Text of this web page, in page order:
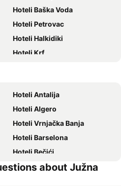
Hoteli Baška Voda
Hoteli Petrovac
Hoteli Halkidiki
Hoteli Krf
Hoteli Antalija
Hoteli Algero
Hoteli Vrnjačka Banja
Hoteli Barselona
Hoteli Bečići
Hoteli Tivatabout Južna